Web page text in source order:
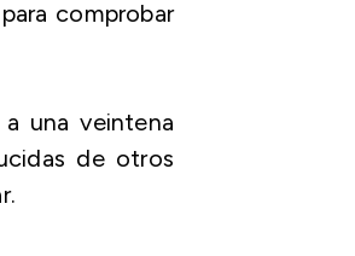
comprobar
una veintena
de otros